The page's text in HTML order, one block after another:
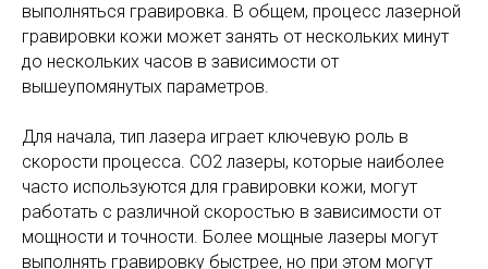
выполняться гравировка. В общем, процесс лазерной
гравировки кожи может занять от нескольких минут
до нескольких часов в зависимости от
вышеупомянутых параметров.
Для начала, тип лазера играет ключевую роль в
скорости процесса. CO2 лазеры, которые наиболее
часто используются для гравировки кожи, могут
работать с различной скоростью в зависимости от
мощности и точности. Более мощные лазеры могут
выполнять гравировку быстрее, но при этом могут